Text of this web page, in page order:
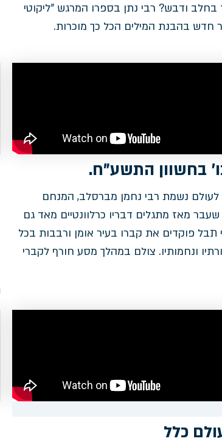
בחלב ודבש? רבי נתן בספרו המרגש "ליקוטי
חדש בהבנת המילים הכל כך מוכרות.
בחשוון התשע"ח.
לעולם נשמת רבי נחמן מברסלב, המנחם
מאז מתגלים דבריו כרלוונטיים מאד גם
תבל פוקדים את קברו בעיר אומן ורבבות בכל
ונחמותיו. צולם במהלך מסע חורף לקברי
כלל